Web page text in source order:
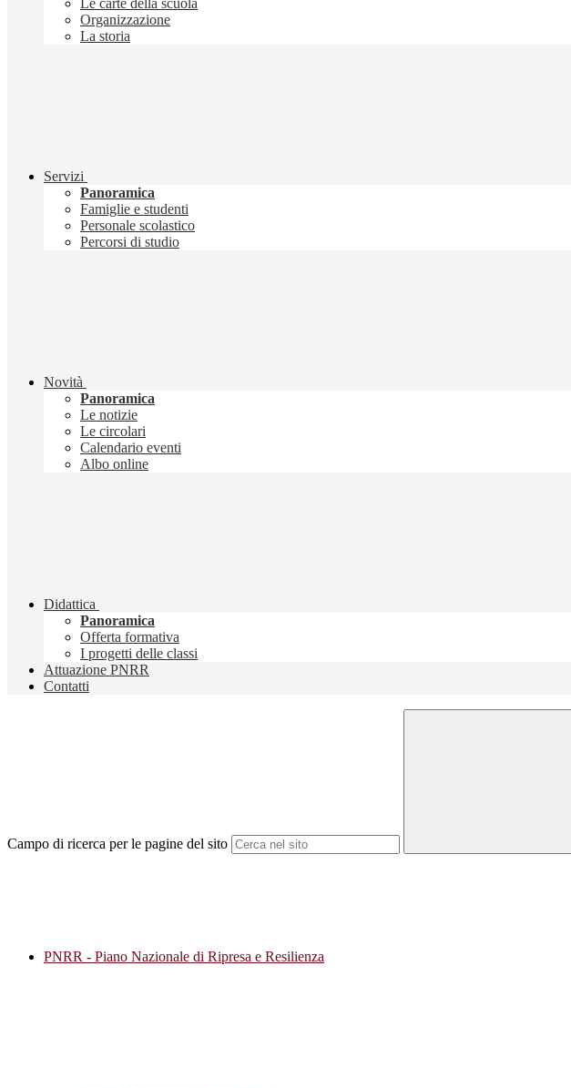
Le carte della scuola
Organizzazione
La storia
Servizi
Panoramica
Famiglie e studenti
Personale scolastico
Percorsi di studio
Novità
Panoramica
Le notizie
Le circolari
Calendario eventi
Albo online
Didattica
Panoramica
Offerta formativa
I progetti delle classi
Attuazione PNRR
Contatti
Campo di ricerca per le pagine del sito
PNRR - Piano Nazionale di Ripresa e Resilienza